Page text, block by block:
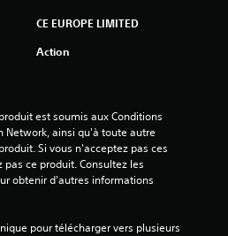
s
u
CE EUROPE LIMITED
Action
est soumis aux Conditions
Network, ainsi qu'à toute autre
Si vous n'acceptez pas ces
ce produit. Consultez les
obtenir d'autres informations
pour télécharger vers plusieurs